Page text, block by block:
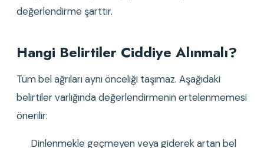
değerlendirme şarttır.
Hangi Belirtiler Ciddiye Alınmalı?
Tüm bel ağrıları aynı önceliği taşımaz. Aşağıdaki
belirtiler varlığında değerlendirmenin ertelenmemesi
önerilir:
Dinlenmekle geçmeyen veya giderek artan bel